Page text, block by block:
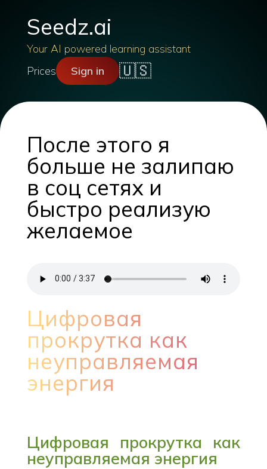
Seedz.ai
Your AI powered learning assistant
Prices
Sign in 🇺🇸
После этого я
больше не залипаю
в соц сетях и
быстро реализую
желаемое
Цифровая
прокрутка как
неуправляемая
энергия
Цифровая прокрутка как
неуправляемая энергия